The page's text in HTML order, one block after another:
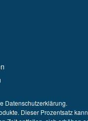
Datenschutzerklärung.
Dieser Prozentsatz